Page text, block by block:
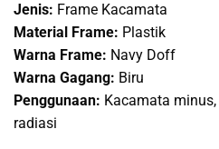
Jenis: Frame Kacamata
Material Frame: Plastik
Warna Frame: Navy Doff
Warna Gagang: Biru
Penggunaan: Kacamata
radiasi